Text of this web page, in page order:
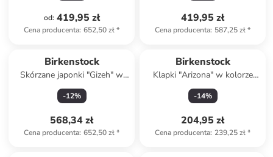
od: 419,95 zł
Cena producenta: 652,50 zł*
419,95 zł
Cena producenta: 587,25 zł*
Birkenstock
Skórzane japonki "Gizeh" w
kolorze brązowym
-12%
568,34 zł
Cena producenta: 652,50 zł*
Birkenstock
Klapki "Arizona" w kolorze
brązowym
-14%
204,95 zł
Cena producenta: 239,25 zł*